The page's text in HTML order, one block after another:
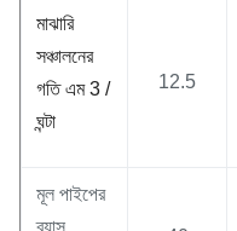
মাঝারি
সঞ্চালনের
গতি এম 3 /
ঘন্টা
12.5
মূল পাইপের
ব্যাস